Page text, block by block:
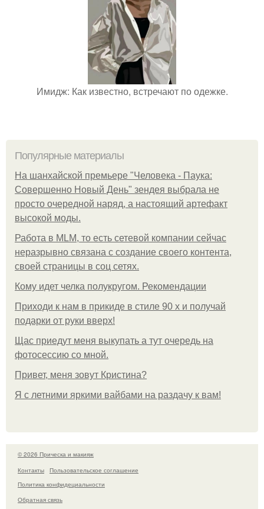
Имидж: Как известно, встречают по одежке.
Популярные материалы
На шанхайской премьере "Человека - Паука:
Совершенно Новый День" зендея выбрала не
просто очередной наряд, а настоящий артефакт
высокой моды.
Работа в MLM, то есть сетевой компании сейчас
неразрывно связана с создание своего контента,
своей страницы в соц сетях.
Кому идет челка полукругом. Рекомендации
Приходи к нам в прикиде в стиле 90 х и получай
подарки от руки вверх!
Щас приедут меня выкупать а тут очередь на
фотосессию со мной.
Привет, меня зовут Кристина?
Я с летними яркими вайбами на раздачу к вам!
© 2026 Прическа и макияж
Контакты
Пользовательское соглашение
Политика конфидециальности
Обратная связь